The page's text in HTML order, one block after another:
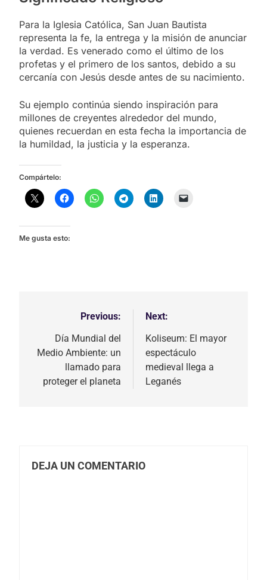
Para la Iglesia Católica, San Juan Bautista
representa la fe, la entrega y la misión de anunciar
la verdad. Es venerado como el último de los
profetas y el primero de los santos, debido a su
cercanía con Jesús desde antes de su nacimiento.
Su ejemplo continúa siendo inspiración para
millones de creyentes alrededor del mundo,
quienes recuerdan en esta fecha la importancia de
la humildad, la justicia y la esperanza.
Compártelo:
Me gusta esto:
Navegación
entradas
Previous:
Día Mundial del
Medio Ambiente: un
llamado para
proteger el planeta
Next:
Koliseum: El mayor
espectáculo
medieval llega a
Leganés
DEJA UN COMENTARIO